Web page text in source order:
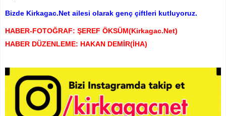
Bizde Kirkagac.Net ailesi olarak genç çiftleri kutluyoruz.
HABER-FOTOĞRAF: ŞEREF ÖKSÜM(Kirkagac.Net)
HABER DÜZENLEME: HAKAN DEMİR(İHA)